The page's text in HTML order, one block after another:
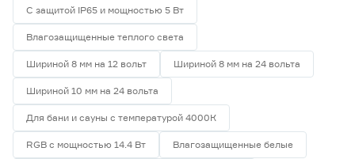
С защитой IP65 и мощностью 5 Вт
Влагозащищенные теплого света
Шириной 8 мм на 12 вольт Шириной 8 мм на 24 вольта
Шириной 10 мм на 24 вольта
Для бани и сауны с температурой 4000К
RGB с мощностью 14.4 Вт Влагозащищенные белые